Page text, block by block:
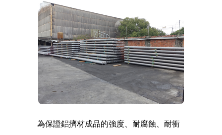
為保證鋁擠材成品的強度、耐腐蝕、耐衝